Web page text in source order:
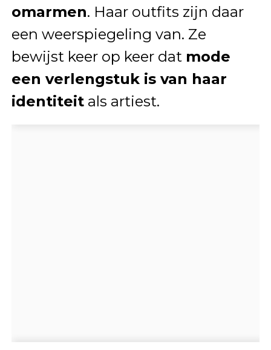
omarmen. Haar outfits zijn daar
een weerspiegeling van. Ze
bewijst keer op keer dat mode
een verlengstuk is van haar
identiteitals artiest.